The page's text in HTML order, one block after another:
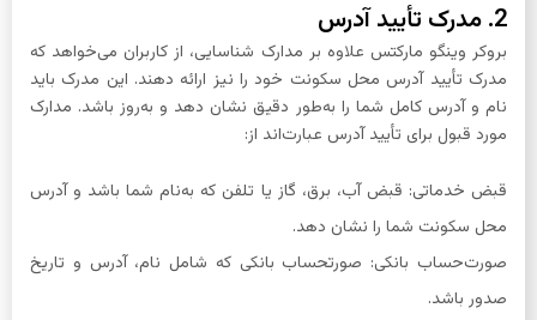
2. مدرک تأیید آدرس
بروکر وینگو مارکتس علاوه بر مدارک شناسایی، از کاربران می‌خواهد که
مدرک تأیید آدرس محل سکونت خود را نیز ارائه دهند. این مدرک باید
نام و آدرس کامل شما را به‌طور دقیق نشان دهد و به‌روز باشد. مدارک
مورد قبول برای تأیید آدرس عبارت‌اند از:
قبض خدماتی: قبض آب، برق، گاز یا تلفن که به‌نام شما باشد و آدرس
محل سکونت شما را نشان دهد.
صورت‌حساب بانکی: صورتحساب بانکی که شامل نام، آدرس و تاریخ
صدور باشد.